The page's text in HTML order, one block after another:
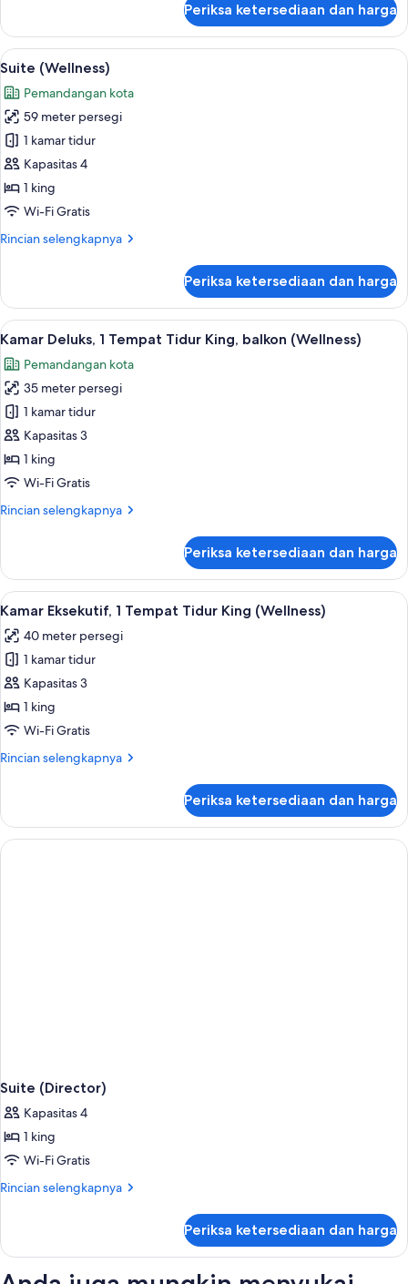
mobilitas,
balkon
Kamar
Deluks,
2
Tempat
Tidur
Twin,
difabel
mobilitas,
balkon
Periksa ketersediaan dan harga
Lihat
semua
foto
untuk
Suite
(Wellness)
Suite (Wellness) | Seprai premium,
3
Suite (Wellness)
Pemandangan kota
59 meter persegi
1 kamar tidur
Kapasitas 4
1 king
Wi-Fi Gratis
Rincian selengkapnya
Rincian
Suite
(Wellness)
Periksa ketersediaan dan harga
Lihat
semua
foto
untuk
Kamar
Deluks,
1
Tempat
King,
Seprai premium, selimut bulu angsa,
3
Kamar Deluks, 1 Tempat Tidur King, balkon (Wellness)
Pemandangan kota
35 meter persegi
1 kamar tidur
Kapasitas 3
1 king
Wi-Fi Gratis
Rincian selengkapnya
Rincian
Kamar
Deluks,
1
Tidur
King,
balkon
(Wellness)
Periksa ketersediaan dan harga
Lihat
semua
foto
untuk
Kamar
Eksekutif,
1
Tidur
Kamar Eksekutif, 1 Tempat Tidur
3
Kamar Eksekutif, 1 Tempat Tidur King (Wellness)
40 meter persegi
1 kamar tidur
Kapasitas 3
1 king
Wi-Fi Gratis
Rincian selengkapnya
Rincian
Kamar
Eksekutif,
1
Periksa ketersediaan dan harga
Suite (Director)
Kapasitas 4
1 king
Wi-Fi Gratis
Rincian selengkapnya
Rincian
Suite
Periksa ketersediaan dan harga